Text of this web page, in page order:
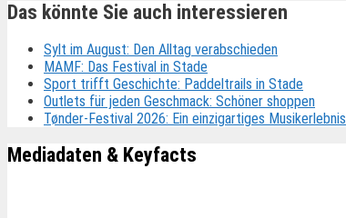
Das könnte Sie auch interessieren
Sylt im August: Den Alltag verabschieden
MAMF: Das Festival in Stade
Sport trifft Geschichte: Paddeltrails in Stade
Outlets für jeden Geschmack: Schöner shoppen
Tønder-Festival 2026: Ein einzigartiges Musikerlebnis
Mediadaten & Keyfacts